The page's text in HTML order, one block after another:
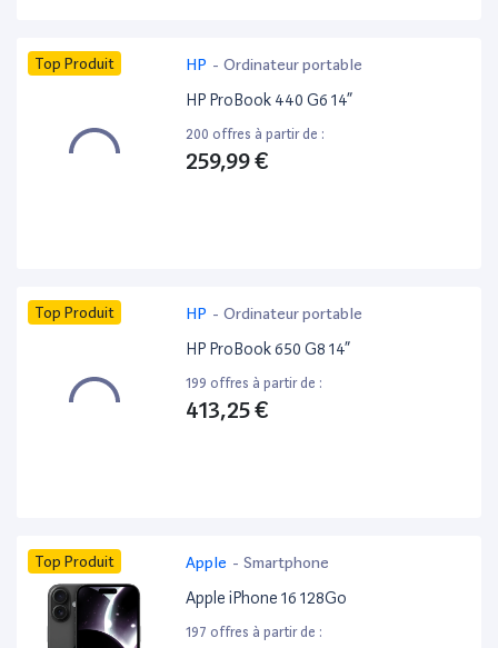
Top Produit HP - Ordinateur portable
HP ProBook 440 G6 14”
200 offres à partir de :
259,99 €
Top Produit HP - Ordinateur portable
HP ProBook 650 G8 14”
199 offres à partir de :
413,25 €
Top Produit Apple - Smartphone
Apple iPhone 16 128Go
197 offres à partir de :